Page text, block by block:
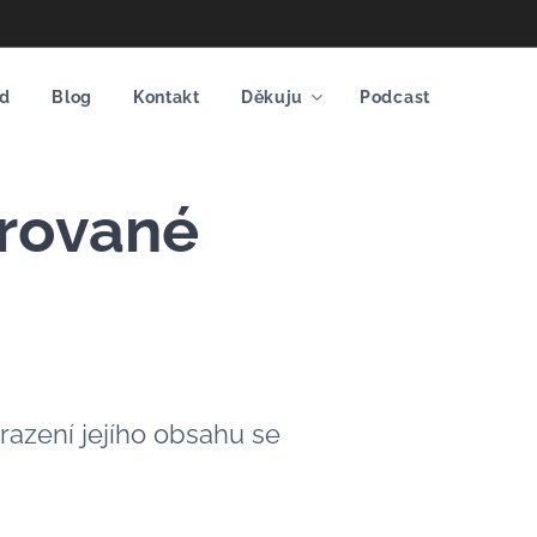
Blog Kontakt Děkuju Podcast
jejího obsahu se